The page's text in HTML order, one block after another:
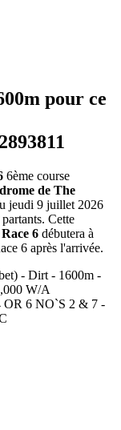
pour ce
6ème course
de The
jeudi 9 juillet 2026
Cette
Race 6 débutera à
6 après l'arrivée.
- Dirt - 1600m -
W/A
6 NO`S 2 & 7 -